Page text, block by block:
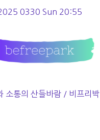
0330 Sun 20:55
소통의 산들바람 / 비프리박